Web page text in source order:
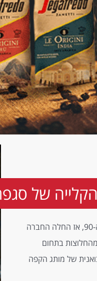
של
דרכנו בעולם הקפה החלה אי-שם בתחילת שנות ה-90, אז החלה החברה
בתחום
של מותג הקפה